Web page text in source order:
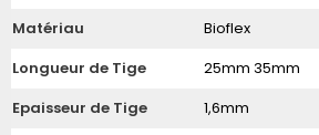
Matériau
Bioflex
Longueur de Tige
25mm 35mm
Epaisseur de Tige
1,6mm